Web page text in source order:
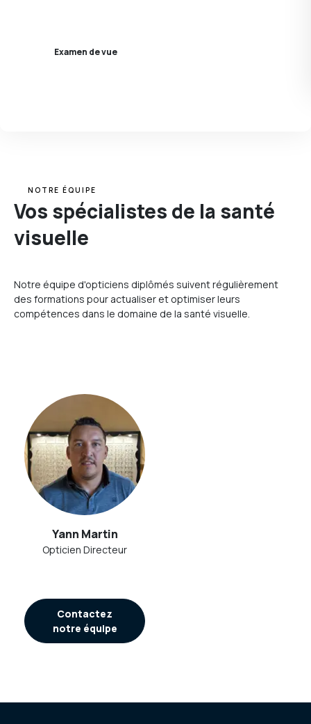
Examen de vue
NOTRE ÉQUIPE
Vos spécialistes de la santé
visuelle
Notre équipe d'opticiens diplômés suivent régulièrement
des formations pour actualiser et optimiser leurs
compétences dans le domaine de la santé visuelle.
Yann Martin
Opticien Directeur
Contactez
notre équipe